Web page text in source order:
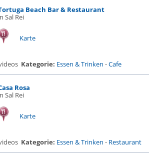
Beach Bar & Restaurant
Sal Rei
Karte
Kategorie: Essen & Trinken -Cafe
Rosa
Sal Rei
Karte
Kategorie: Essen & Trinken - Restaurant